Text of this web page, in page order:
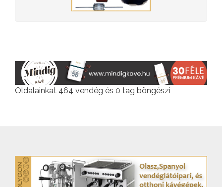
Oldalainkat 464 vendég és 0 tag böngészi